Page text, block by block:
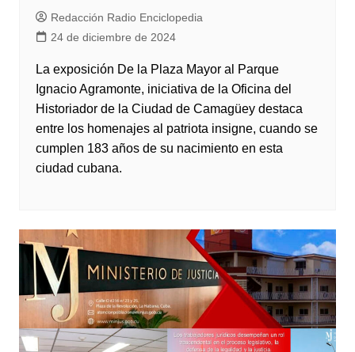
Redacción Radio Enciclopedia
24 de diciembre de 2024
La exposición De la Plaza Mayor al Parque
Ignacio Agramonte, iniciativa de la Oficina del
Historiador de la Ciudad de Camagüey destaca
entre los homenajes al patriota insigne, cuando se
cumplen 183 años de su nacimiento en esta
ciudad cubana.